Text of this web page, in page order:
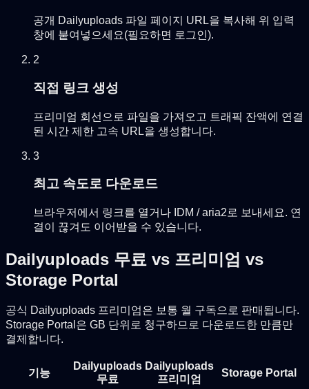
공개 Dailyuploads 파일 페이지 URL을 복사해 위 입력
창에 붙여넣으세요(필요하면 로그인).
2
직접 링크 생성
프리미엄 회선으로 파일을 가져오고 트래픽 잔액에 연결
된 시간 제한 고속 URL을 생성합니다.
3
최고 속도로 다운로드
브라우저에서 링크를 열거나 IDM / aria2로 보내세요. 연
결이 끊겨도 이어받을 수 있습니다.
Dailyuploads 무료 vs 프리미엄 vs
Storage Portal
공식 Dailyuploads 프리미엄은 보통 월 구독으로 판매됩니다.
Storage Portal은 GB 단위로 청구하므로 다운로드한 만큼만
결제합니다.
기능
Dailyuploads
무료
Dailyuploads
프리미엄
Storage Portal